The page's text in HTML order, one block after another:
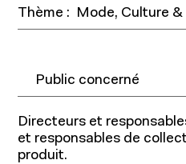
Thème : Mode, Culture
Public concerné
Directeurs et
et responsables de
produit.